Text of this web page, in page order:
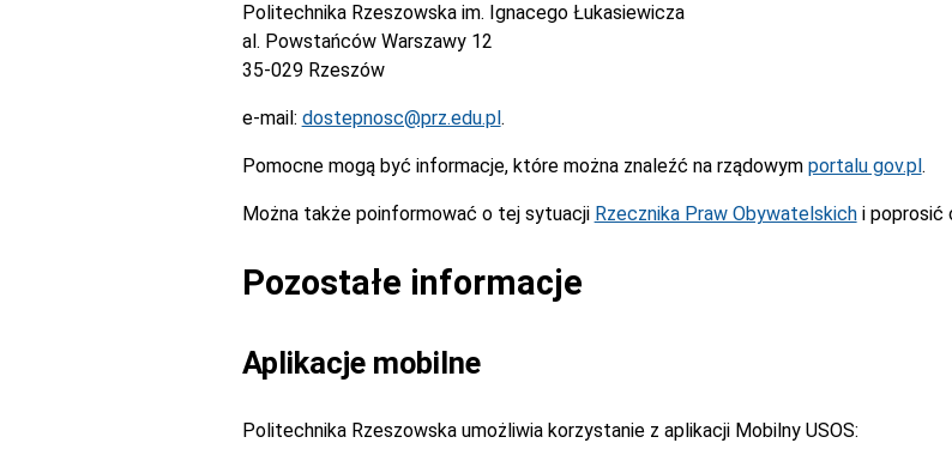
Politechnika Rzeszowska im. Ignacego Łukasiewicza
al. Powstańców Warszawy 12
35-029 Rzeszów
e-mail: dostepnosc@prz.edu.pl .
Pomocne mogą być informacje, które można znaleźć na rządowym portalu gov.pl .
Można także poinformować o tej sytuacji Rzecznika Praw Obywatelskichi poprosić
Pozostałe informacje
Aplikacje mobilne
Politechnika Rzeszowska umożliwia korzystanie z aplikacji Mobilny USOS: